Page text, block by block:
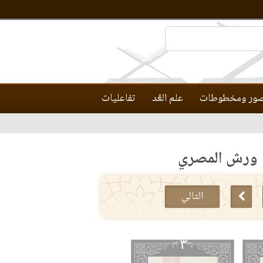
ومخطوطات علم العَّد تفاعليات
ورش المصري
التالي
٣